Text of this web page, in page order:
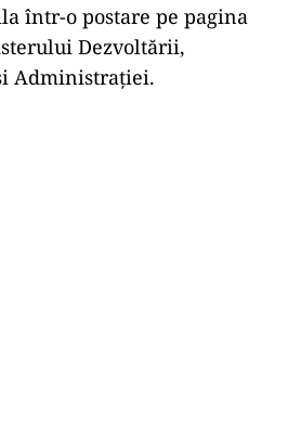
într-o postare pe pagina
Dezvoltării,
Administraţiei.